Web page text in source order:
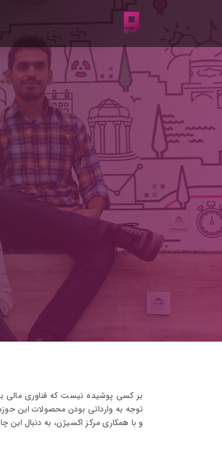
و با همکاری مرکز اکسیژن، به دنبال این